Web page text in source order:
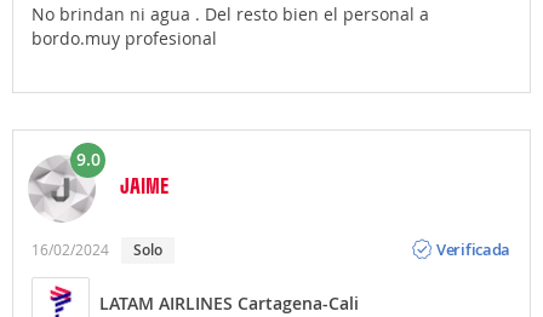
No brindan ni agua . Del resto bien el personal a
bordo.muy profesional
9.0
JAIME
16/02/2024 Solo
Verificada
LATAM AIRLINES Cartagena-Cali